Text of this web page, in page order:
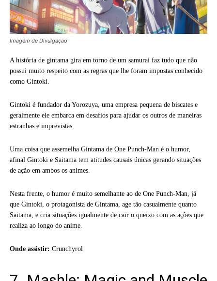
Imagem de Divulgação
A história de gintama gira em torno de um samurai faz tudo que não
possui muito respeito com as regras que lhe foram impostas conhecido
como Gintoki.
Gintoki é fundador da Yorozuya, uma empresa pequena de biscates e
geralmente ele embarca em desafios para ajudar os outros de maneiras
estranhas e imprevistas.
Uma coisa que assemelha Gintama de One Punch-Man é o humor,
afinal Gintoki e Saitama tem atitudes causais únicas gerando situações
de ação em ambos os animes.
Nesta frente, o humor é muito semelhante ao de One Punch-Man, já
que Gintoki, o protagonista de Gintama, age tão casualmente quanto
Saitama, e cria situações igualmente de cair o queixo com as ações que
realiza ao longo do anime.
Onde assistir: Crunchyrol